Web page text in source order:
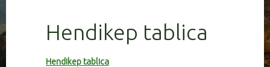
Hendikep tablica
Hendikep tablica